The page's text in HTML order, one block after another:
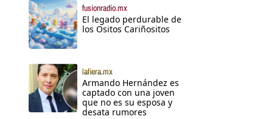
fusionradio.mx
El legado perdurable de
los Ositos Cariñositos
lafiera.mx
Armando Hernández es
captado con una joven
que no es su esposa y
desata rumores